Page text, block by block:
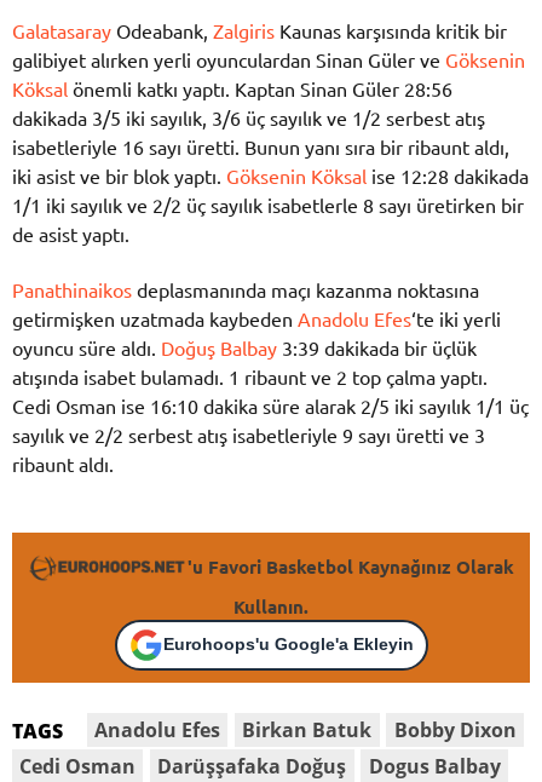
Galatasaray Odeabank, Zalgiris Kaunas karşısında kritik bir
galibiyet alırken yerli oyunculardan Sinan Güler ve Göksenin
Köksal önemli katkı yaptı. Kaptan Sinan Güler 28:56
dakikada 3/5 iki sayılık, 3/6 üç sayılık ve 1/2 serbest atış
isabetleriyle 16 sayı üretti. Bunun yanı sıra bir ribaunt aldı,
iki asist ve bir blok yaptı. Göksenin Köksal ise 12:28 dakikada
1/1 iki sayılık ve 2/2 üç sayılık isabetlerle 8 sayı üretirken bir
de asist yaptı.
Panathinaikos deplasmanında maçı kazanma noktasına
getirmişken uzatmada kaybeden Anadolu Efes‘te iki yerli
oyuncu süre aldı. Doğuş Balbay 3:39 dakikada bir üçlük
atışında isabet bulamadı. 1 ribaunt ve 2 top çalma yaptı.
Cedi Osman ise 16:10 dakika süre alarak 2/5 iki sayılık 1/1 üç
sayılık ve 2/2 serbest atış isabetleriyle 9 sayı üretti ve 3
ribaunt aldı.
'u Favori Basketbol Kaynağınız Olarak
Kullanın.
Eurohoops'u Google'a Ekleyin
TAGS Anadolu Efes Birkan Batuk
Bobby Dixon
Cedi Osman
Darüşşafaka Doğuş
Dogus Balbay